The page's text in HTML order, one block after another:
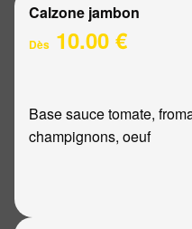
Calzone jambon
Dès 10.00 €
Base sauce tomate,
champignons, oeuf